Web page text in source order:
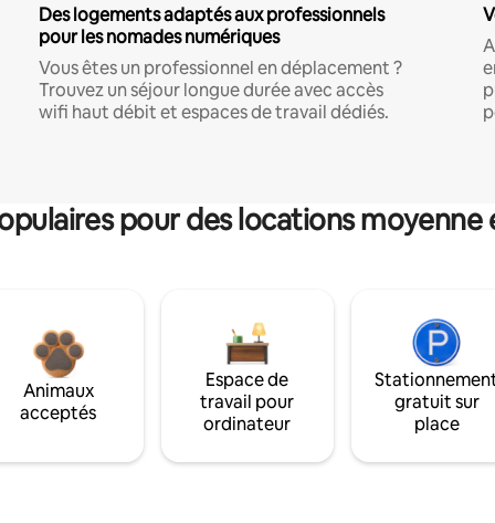
Des logements adaptés aux professionnels
pour les nomades numériques
Vous êtes un professionnel en déplacement ?
Trouvez un séjour longue durée avec accès
wifi haut débit et espaces de travail dédiés.
pour des locations
Animaux
acceptés
Espace de
travail pour
ordinateur
gratuit sur
place